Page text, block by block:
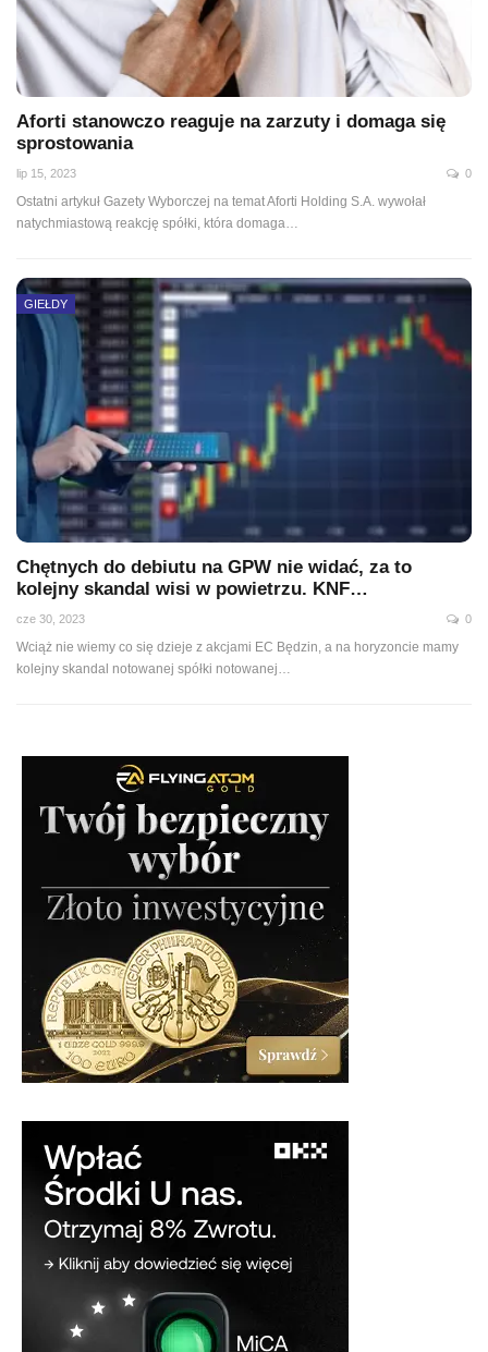
Aforti stanowczo reaguje na zarzuty i domaga się
sprostowania
lip 15, 2023 0
Ostatni artykuł Gazety Wyborczej na temat Aforti Holding S.A. wywołał
natychmiastową reakcję spółki, która domaga…
GIEŁDY
Chętnych do debiutu na GPW nie widać, za to
kolejny skandal wisi w powietrzu. KNF…
cze 30, 2023 0
Wciąż nie wiemy co się dzieje z akcjami EC Będzin, a na horyzoncie mamy
kolejny skandal notowanej spółki notowanej…